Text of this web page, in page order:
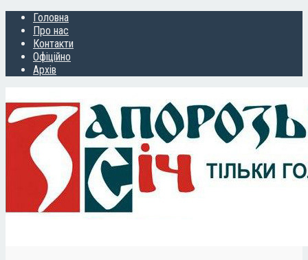
Головна
Про нас
Контакти
Офіційно
Архів